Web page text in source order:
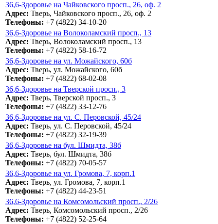
36,6-Здоровье на Чайковского просп., 26, оф. 2
Адрес: Тверь, Чайковского просп., 26, оф. 2
Телефоны: +7 (4822) 34-10-20
36,6-Здоровье на Волоколамский просп., 13
Адрес: Тверь, Волоколамский просп., 13
Телефоны: +7 (4822) 58-16-72
36,6-Здоровье на ул. Можайского, 60б
Адрес: Тверь, ул. Можайского, 60б
Телефоны: +7 (4822) 68-02-08
36,6-Здоровье на Тверской просп., 3
Адрес: Тверь, Тверской просп., 3
Телефоны: +7 (4822) 33-12-76
36,6-Здоровье на ул. С. Перовской, 45/24
Адрес: Тверь, ул. С. Перовской, 45/24
Телефоны: +7 (4822) 32-19-39
36,6-Здоровье на бул. Шмидта, 38б
Адрес: Тверь, бул. Шмидта, 38б
Телефоны: +7 (4822) 70-05-57
36,6-Здоровье на ул. Громова, 7, корп.1
Адрес: Тверь, ул. Громова, 7, корп.1
Телефоны: +7 (4822) 44-23-51
36,6-Здоровье на Комсомольский просп., 2/26
Адрес: Тверь, Комсомольский просп., 2/26
Телефоны: +7 (4822) 52-25-64